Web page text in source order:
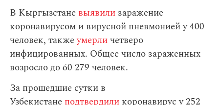
В Кыргызстане выявили заражение
коронавирусом и вирусной пневмонией у 400
человек, такжеумерличетверо
инфицированных. Общее число зараженных
возросло до 60 279 человек.
За прошедшие сутки в
Узбекистане подтвердили коронавирус у 252